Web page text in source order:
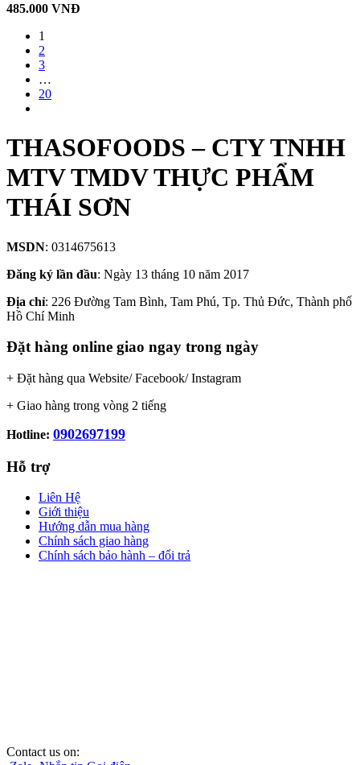
485.000 VNĐ
1
2
3
…
20
THASOFOODS – CTY TNHH
MTV TMDV THỰC PHẨM
THÁI SƠN
MSDN: 0314675613
Đăng ký lần đầu: Ngày 13 tháng 10 năm 2017
Địa chỉ: 226 Đường Tam Bình, Tam Phú, Tp. Thủ Đức, Thành phố
Hồ Chí Minh
Đặt hàng online giao ngay trong ngày
+ Đặt hàng qua Website/ Facebook/ Instagram
+ Giao hàng trong vòng 2 tiếng
Hotline: 0902697199
Hỗ trợ
Liên Hệ
Giới thiệu
Hướng dẫn mua hàng
Chính sách giao hàng
Chính sách bảo hành – đổi trả
Contact us on: